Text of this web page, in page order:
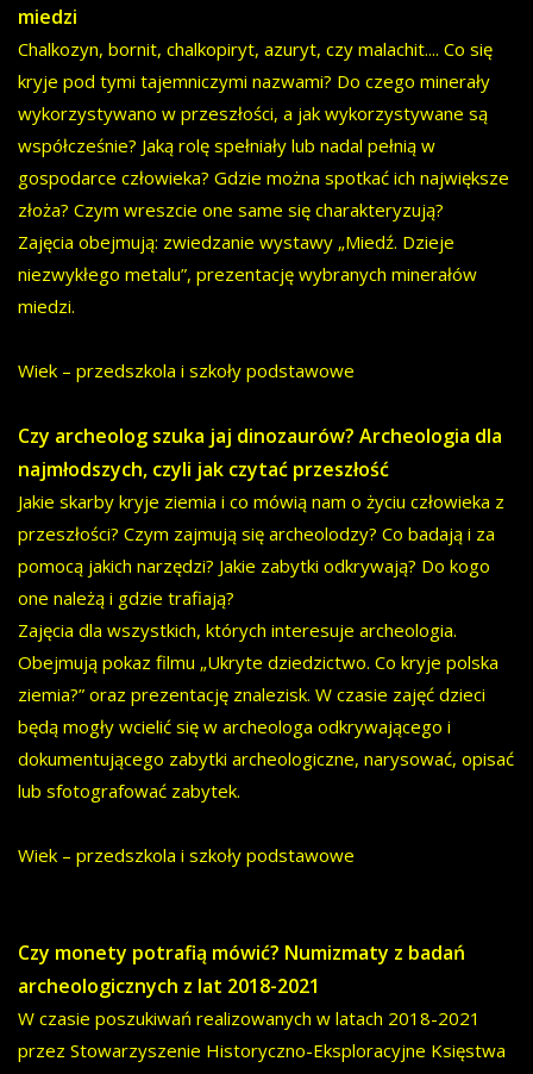
miedzi
Chalkozyn, bornit, chalkopiryt, azuryt, czy malachit.... Co się
kryje pod tymi tajemniczymi nazwami? Do czego minerały
wykorzystywano w przeszłości, a jak wykorzystywane są
współcześnie? Jaką rolę spełniały lub nadal pełnią w
gospodarce człowieka? Gdzie można spotkać ich największe
złoża? Czym wreszcie one same się charakteryzują?
Zajęcia obejmują: zwiedzanie wystawy „Miedź. Dzieje
niezwykłego metalu”, prezentację wybranych minerałów
miedzi.
Wiek – przedszkola i szkoły podstawowe
Czy archeolog szuka jaj dinozaurów? Archeologia dla
najmłodszych, czyli jak czytać przeszłość
Jakie skarby kryje ziemia i co mówią nam o życiu człowieka z
przeszłości? Czym zajmują się archeolodzy? Co badają i za
pomocą jakich narzędzi? Jakie zabytki odkrywają? Do kogo
one należą i gdzie trafiają?
Zajęcia dla wszystkich, których interesuje archeologia.
Obejmują pokaz filmu „Ukryte dziedzictwo. Co kryje polska
ziemia?” oraz prezentację znalezisk. W czasie zajęć dzieci
będą mogły wcielić się w archeologa odkrywającego i
dokumentującego zabytki archeologiczne, narysować, opisać
lub sfotografować zabytek.
Wiek – przedszkola i szkoły podstawowe
Czy monety potrafią mówić? Numizmaty z badań
archeologicznych z lat 2018-2021
W czasie poszukiwań realizowanych w latach 2018-2021
przez Stowarzyszenie Historyczno-Eksploracyjne Księstwa